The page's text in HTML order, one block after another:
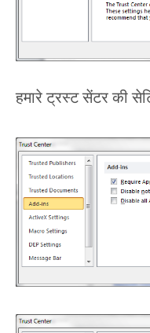
हमारे ट्रस्ट सेंटर की